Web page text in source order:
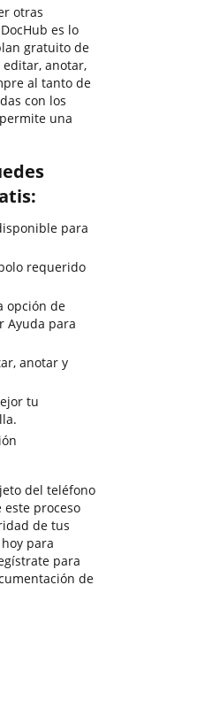
otras
es lo
gratuito de
anotar,
al tanto de
con los
una
para
requerido
opción de
Ayuda para
anotar y
tu
del teléfono
proceso
de tus
para
para
de